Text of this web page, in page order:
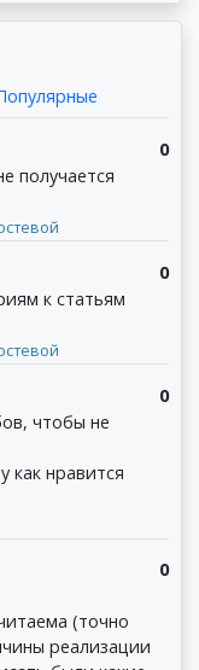
0
получается
0
к статьям
0
чтобы не
как нравится
0
(точно
реализации